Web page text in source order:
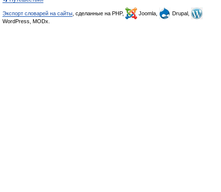
Экспорт словарей на сайты , сделанные на PHP, Joomla,
Drupal,
WordPress, MODx.